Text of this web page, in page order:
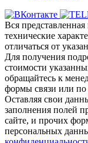
Вся
технические
отличаться от
Для получения
стоимости
обращайтесь к
формы связи или по
Оставляя свои
заполнения полей
сайте, и прочих
персональных